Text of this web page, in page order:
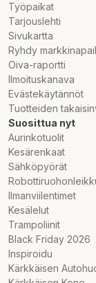
Työpaikat
Tarjouslehti
Sivukartta
Ryhdy
Oiva-raportti
Ilmoituskanava
Evästekäytännöt
Tuotteiden
Suosittua nyt
Aurinkotuolit
Kesärenkaat
Sähköpyörät
Ilmanviilentimet
Kesälelut
Trampoliinit
Black Friday 2026
Inspiroidu
Kärkkäisen